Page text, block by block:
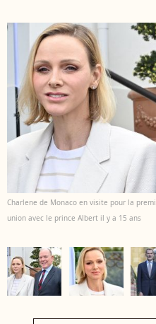
Charlene de Monaco en visite pour la
union avec le prince Albert il y a 15 ans